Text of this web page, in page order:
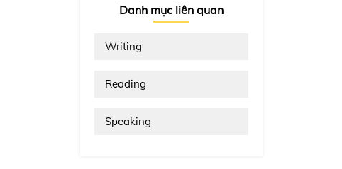
Danh mục liên quan
Writing
Reading
Speaking